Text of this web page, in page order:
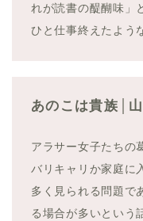
れが読書の醍醐味」
ひと仕事終えたよう
あのこは貴族│
アラサー女子たちの
バリキャリか家庭に
多く見られる問題で
る場合が多いという